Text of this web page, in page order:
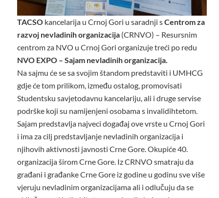
TACSO kancelarija u Crnoj Gori u saradnji sCentrom za
razvoj nevladinih organizacija (CRNVO) – Resursnim
centrom za NVO u Crnoj Gori organizuje treći po redu
NVO EXPO – Sajam nevladinih organizacija.
Na sajmu će se sa svojim štandom predstaviti i UMHCG
gdje će tom prilikom, između ostalog, promovisati
Studentsku savjetodavnu kancelariju, ali i druge servise
podrške koji su namijenjeni osobama s invalidihtetom.
Sajam predstavlja najveci doga­đaj ove vrste u Crnoj Gori
i ima za cilj predstavljanje nevladinih organizacija i
njihovih aktivnosti javnosti Crne Gore. Okupiće 40.
organizacija širom Crne Gore. Iz CRNVO smatraju da
gra­đani i gra­đanke Crne Gore iz godine u godinu sve više
vjeruju nevladinim organizacijama ali i odlučuju da se